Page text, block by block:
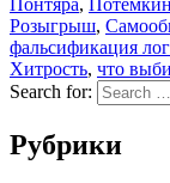
Розыгрыш,
фальсификация
Хитрость, что
Search for:
Рубрики